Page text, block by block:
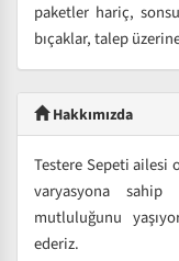
paketler hariç,
bıçaklar, talep
Hakkımızda
Testere Sepeti ailesi
varyasyona
mutluluğunu
ederiz.